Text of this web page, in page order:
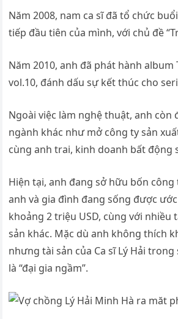
Năm 2008, nam ca sĩ đã tổ chức
tiếp đầu tiên của mình, với chủ đề
Năm 2010, anh đã phát hành album
vol.10, đánh dấu sự kết thúc cho
Ngoài việc làm nghệ thuật, anh còn
ngành khác như mở công ty sản
cùng anh trai, kinh doanh bất động
Hiện tại, anh đang sở hữu bốn công
anh và gia đình đang sống được
khoảng 2 triệu USD, cùng với nhiều
sản khác. Mặc dù anh không thích
nhưng tài sản của Ca sĩ Lý Hải
là “đại gia ngầm”.